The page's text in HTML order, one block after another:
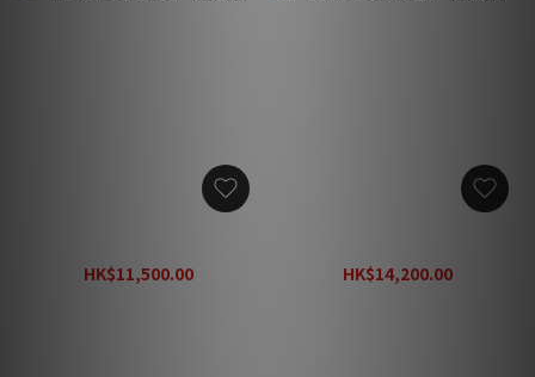
HK$11,500.00
HK$14,200.00